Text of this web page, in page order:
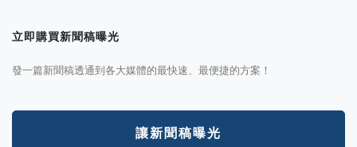
立即購買新聞稿曝光
發一篇新聞稿透通到各大媒體的最快速、最便捷的方案！
讓新聞稿曝光